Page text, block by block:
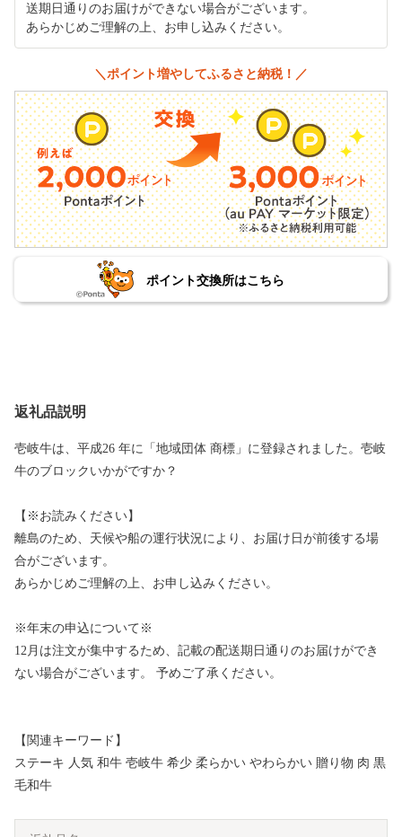
送期日通りのお届けができない場合がございます。
あらかじめご理解の上、お申し込みください。
＼ポイント増やしてふるさと納税！／
ポイント交換所はこちら
返礼品説明
壱岐牛は、平成26 年に「地域団体 商標」に登録されました。壱岐
牛のブロックいかがですか？
【※お読みください】
離島のため、天候や船の運行状況により、お届け日が前後する場
合がございます。
あらかじめご理解の上、お申し込みください。
※年末の申込について※
12月は注文が集中するため、記載の配送期日通りのお届けができ
ない場合がございます。 予めご了承ください。
【関連キーワード】
ステーキ 人気 和牛 壱岐牛 希少 柔らかい やわらかい 贈り物 肉 黒
毛和牛